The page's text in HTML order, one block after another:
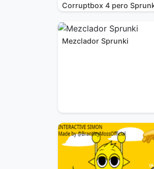
Corruptbox 4 pero
Mezclador Sprunki